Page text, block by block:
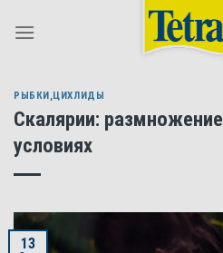
РЫБКИ,ЦИХЛИДЫ
Скалярии:
условиях
13